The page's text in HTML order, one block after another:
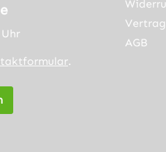
X, Bosch
21
33
X, Bosch
37
X, Bosch
PMF
.
– öffnet in neuem Tab
vorbei – öffnet in neuem
Pinterest inspirieren – öffnet
auf X – öffnet in neuem Tab
AGB